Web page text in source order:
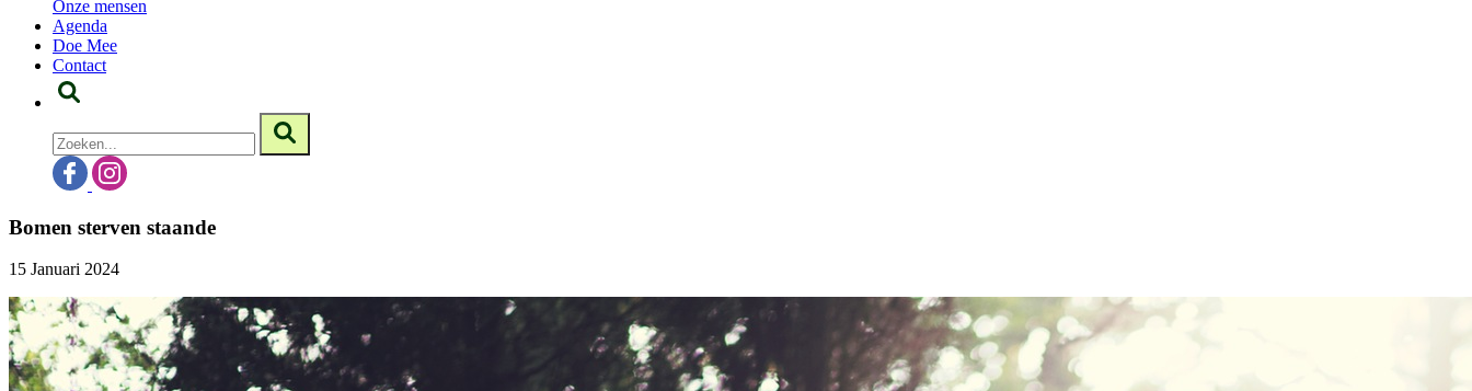
Onze mensen
Agenda
Doe Mee
Contact
Bomen sterven staande
15 Januari 2024